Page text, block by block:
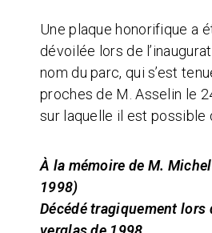
Une plaque honorifique a
dévoilée lors de
nom du parc, qui s’est
proches de M. Asselin le
sur laquelle il est possible
À la mémoire de M.
1998)
Décédé tragiquement lors